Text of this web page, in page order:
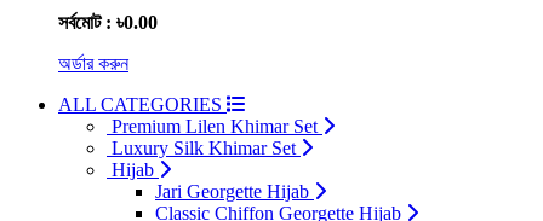
সর্বমোট : ৳0.00
অর্ডার করুন
ALL CATEGORIES
Premium Lilen Khimar Set
Luxury Silk Khimar Set
Hijab
Jari Georgette Hijab
Classic Chiffon Georgette Hijab